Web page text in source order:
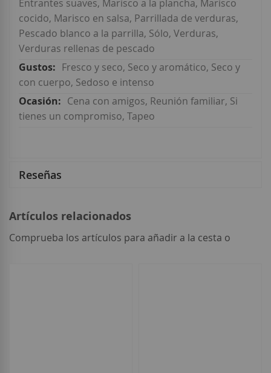
Entrantes suaves, Marisco a la plancha, Marisco
cocido, Marisco en salsa, Parrillada de verduras,
Pescado blanco a la parrilla, Sólo, Verduras,
Verduras rellenas de pescado
Fresco y seco, Seco y aromático, Seco y
con cuerpo, Sedoso e intenso
Cena con amigos, Reunión familiar, Si
tienes un compromiso, Tapeo
Reseñas
Artículos relacionados
Comprueba los artículos para añadir a la cesta o